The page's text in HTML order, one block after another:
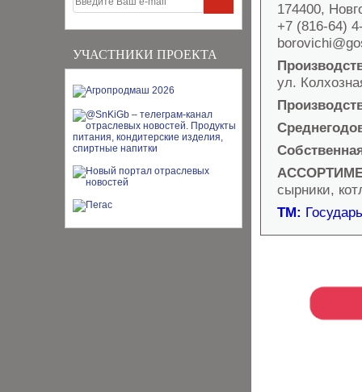
УЧАСТНИКИ ПРОЕКТА
174400,
+7 (816-64)
ул.
сырники,
ТМ: